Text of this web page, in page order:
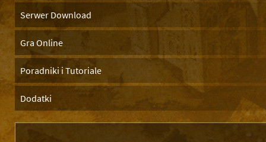
Serwer Download
Gra Online
Poradniki i Tutoriale
Dodatki